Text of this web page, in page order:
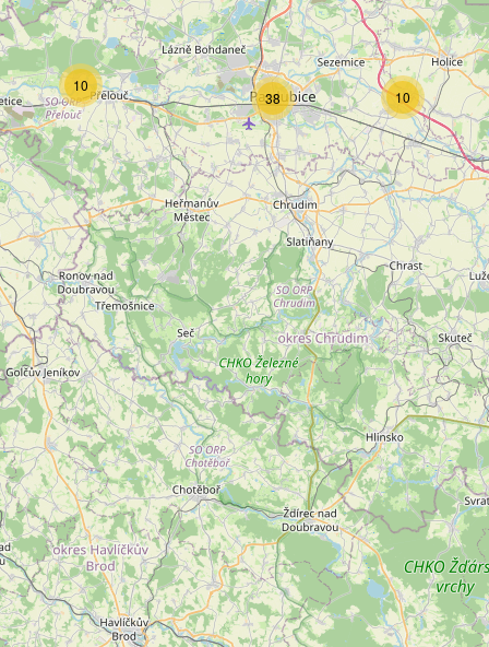
10
10
38